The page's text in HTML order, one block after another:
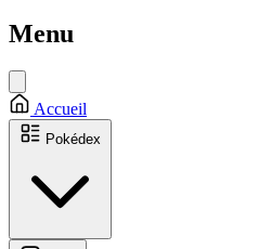
Menu
Accueil